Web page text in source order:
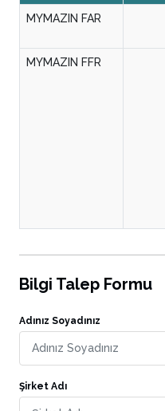
MYMAZIN FAR
MYMAZIN FFR
Bilgi Talep Formu
Adınız Soyadınız
Şirket Adı